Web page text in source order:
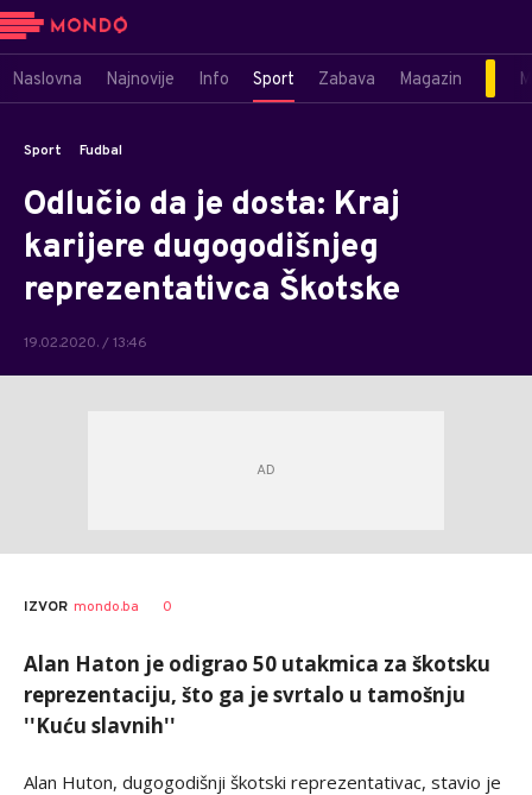
Naslovna Najnovije Info Sport Zabava Magazin
Sport Fudbal
Odlučio da je dosta: Kraj
karijere dugogodišnjeg
reprezentativca Škotske
19.02.2020. / 13:46
IZVOR mondo.ba 0
Alan Haton je odigrao 50 utakmica za škotsku
reprezentaciju, što ga je svrtalo u tamošnju
''Kuću slavnih''
Alan Huton, dugogodišnji škotski reprezentativac, stavio je